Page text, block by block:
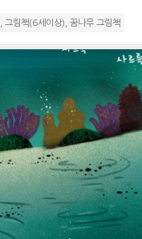
그림책(6세이상) 꿈나무 그림책